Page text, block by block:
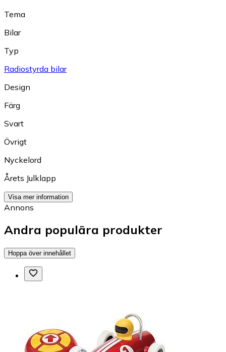
Tema
Bilar
Typ
Radiostyrda bilar
Design
Färg
Svart
Övrigt
Nyckelord
Årets Julklapp
Visa mer information
Annons
Andra populära produkter
Hoppa över innehållet